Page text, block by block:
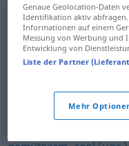
grob,taktlos,
teilnahmslos,
frigide
Genaue Geolocation-Daten
Identifikation aktiv
Informationen auf einem
Messung von Werbung und
Entwicklung von
Liste der Partner
Mehr